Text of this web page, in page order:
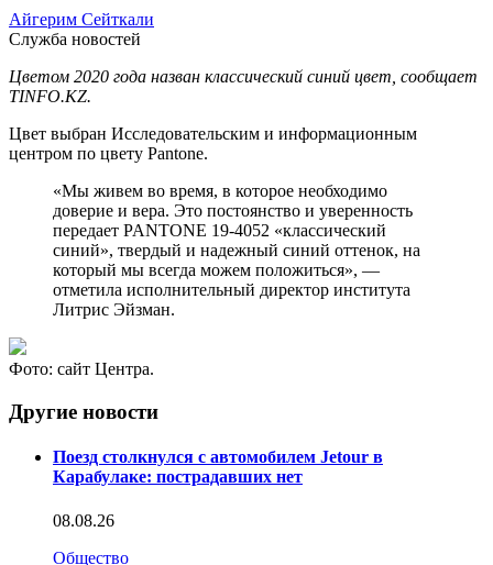
Айгерим Сейткали
Служба новостей
Цветом 2020 года назван классический синий цвет, сообщает
TINFO.KZ.
Цвет выбран Исследовательским и информационным
центром по цвету Pantone.
«Мы живем во время, в которое необходимо
доверие и вера. Это постоянство и уверенность
передает PANTONE 19-4052 «классический
синий», твердый и надежный синий оттенок, на
который мы всегда можем положиться», —
отметила исполнительный директор института
Литрис Эйзман.
Фото: сайт Центра.
Другие новости
Поезд столкнулся с автомобилем Jetour в
Карабулаке: пострадавших нет
08.08.26
Общество